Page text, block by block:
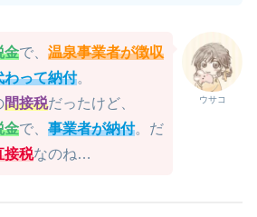
ウサコ
金で、 温泉事業者が徴収
わって納付。
間接税だったけど、
金で、 事業者が納付。だ
接税なのね…